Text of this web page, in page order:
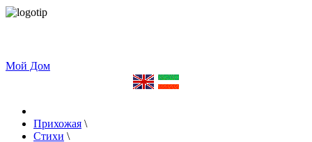
Мой Дом
Прихожая \
Стихи \